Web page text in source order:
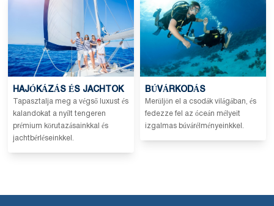
HAJÓKÁZÁS ÉS JACHTOK
Tapasztalja meg a végső luxust és
kalandokat a nyílt tengeren
prémium körutazásainkkal és
jachtbérléseinkkel.
BÚVÁRKODÁS
Merüljön el a csodák világában, és
fedezze fel az óceán mélyeit
izgalmas búvárélményeinkkel.